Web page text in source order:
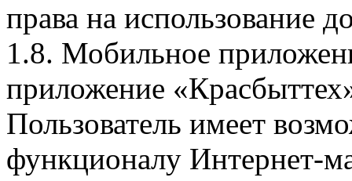
права на использование
1.8. Мобильное
приложение
Пользователь имеет
функционалу Интернет-